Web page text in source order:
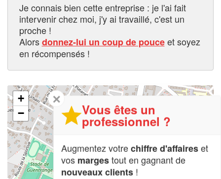
Je connais bien cette entreprise : je l'ai fait
intervenir chez moi, j'y ai travaillé, c'est un
proche !
Alorsdonnez-lui un coup de pouceet soyez
en récompensés !
+
−
✕
Vous êtes un
professionnel ?
Augmentez votrechiffre d'affaireset
vos margestout en gagnant de
nouveaux clients !